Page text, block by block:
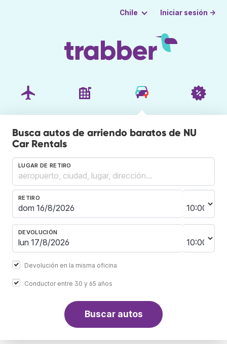
Chile Iniciar sesión →
Busca autos de arriendo baratos de NU
Car Rentals
LUGAR DE RETIRO
RETIRO
DEVOLUCIÓN
Devolución en la misma oficina
Conductor entre 30 y 65 años
Buscar autos